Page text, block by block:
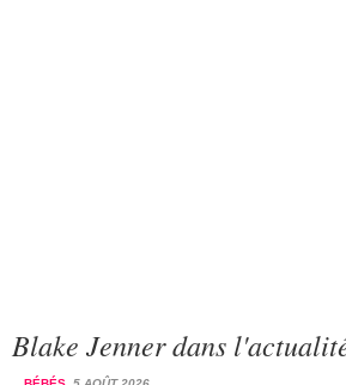
Blake Jenner dans